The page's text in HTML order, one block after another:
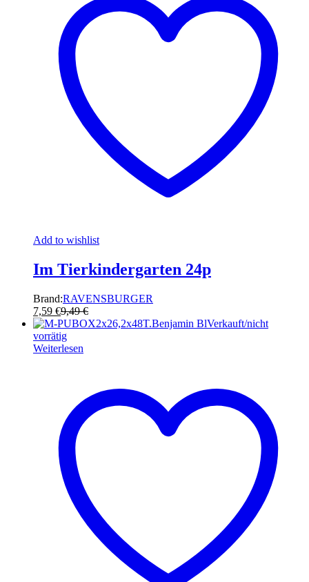
Add to wishlist
Im Tierkindergarten 24p
Brand:RAVENSBURGER
7,59 €9,49€
Verkauft/nicht
vorrätig
Weiterlesen